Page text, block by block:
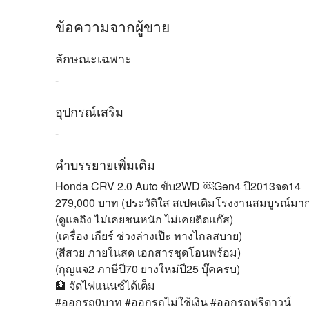
ข้อความจากผู้ขาย
ลักษณะเฉพาะ
-
อุปกรณ์เสริม
-
คำบรรยายเพิ่มเติม
Honda CRV 2.0 Auto ขับ2WD ￼Gen4 ปี2013จด14
279,000 บาท (ประวัติใส สเปคเดิมโรงงานสมบูรณ์มา
(ดูแลถึง ไม่เคยชนหนัก ไม่เคยติดแก๊ส)
(เครื่อง เกียร์ ช่วงล่างเป๊ะ ทางไกลสบาย)
(สีสวย ภายในสด เอกสารชุดโอนพร้อม)
(กุญแจ2 ภาษีปี70 ยางใหม่ปี25 บุ๊คครบ)
🏦 จัดไฟแนนซ์ได้เต็ม
#ออกรถ0บาท #ออกรถไม่ใช้เงิน #ออกรถฟรีดาวน์